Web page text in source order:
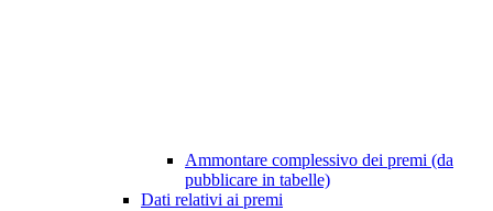
Ammontare complessivo dei premi (da
pubblicare in tabelle)
Dati relativi ai premi